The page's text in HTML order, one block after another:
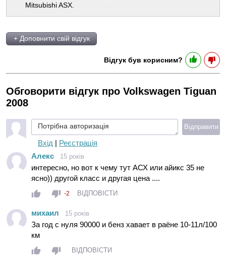
Mitsubishi ASX.
+ Доповнити свій відгук
Відгук був корисним?
Обговорити відгук про Volkswagen Tiguan
2008
Потрібна авторизація
Вхід | Реєстрація
Відправити
Алекс 15 років
интересно, но вот к чему тут АСХ или айикс 35 не
ясно)) другой класс и другая цена ....
-2 ВІДПОВІСТИ
михаил 15 років
За год с нуля 90000 и бенз хавает в раёне 10-11л/100
км
ВІДПОВІСТИ